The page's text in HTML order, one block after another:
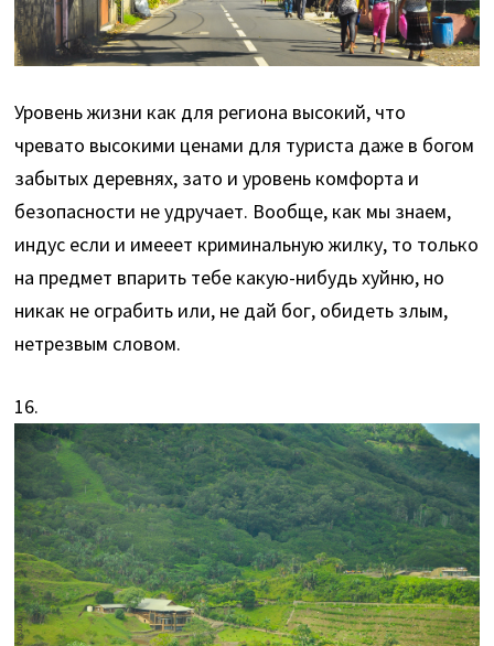
Уровень жизни как для региона высокий, что
чревато высокими ценами для туриста даже в богом
забытых деревнях, зато и уровень комфорта и
безопасности не удручает. Вообще, как мы знаем,
индус если и имееет криминальную жилку, то только
на предмет впарить тебе какую-нибудь хуйню, но
никак не ограбить или, не дай бог, обидеть злым,
нетрезвым словом.
16.